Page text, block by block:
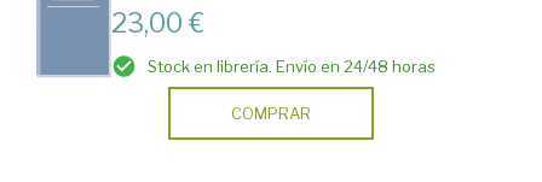
23,00 €
Stock en librería. Envío en 24/48 horas
COMPRAR